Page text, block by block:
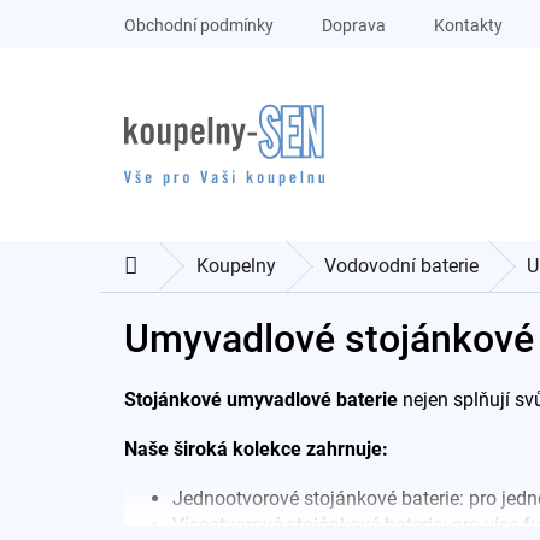
Obchodní podmínky Doprava Kontakty
DomůKoupelny Vodovodní baterie
Umyvadlové
Stojánkové umyvadlové baterie nejen splňují
Naše široká kolekce zahrnuje:
Jednootvorové stojánkové baterie: pro
Víceotvorové stojánkové baterie: pro více